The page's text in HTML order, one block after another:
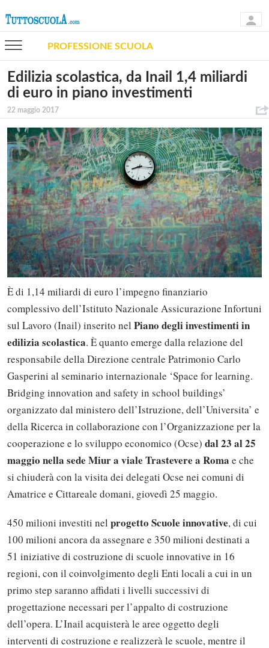
PROFESSIONE SCUOLA
Edilizia scolastica, da Inail 1,4 miliardi
di euro in piano investimenti
22 maggio 2017
È di 1,14 miliardi di euro l’impegno finanziario
complessivo dell’Istituto Nazionale Assicurazione Infortuni
sul Lavoro (Inail) inserito nel Piano degli investimenti in
edilizia scolastica. È quanto emerge dalla relazione del
responsabile della Direzione centrale Patrimonio Carlo
Gasperini al seminario internazionale ‘Space for learning.
Bridging innovation and safety in school buildings’
organizzato dal ministero dell’Istruzione, dell’Universita’ e
della Ricerca in collaborazione con l’Organizzazione per la
cooperazione e lo sviluppo economico (Ocse) dal 23 al 25
maggio nella sede Miur a viale Trastevere a Roma e che
si chiuderà con la visita dei delegati Ocse nei comuni di
Amatrice e Cittareale domani, giovedì 25 maggio.
450 milioni investiti nel progetto Scuole innovative, di cui
100 milioni ancora da assegnare e 350 milioni destinati a
51 iniziative di costruzione di scuole innovative in 16
regioni, con il coinvolgimento degli Enti locali a cui in un
primo step saranno affidati i livelli successivi di
progettazione necessari per l’appalto di costruzione
dell’opera. L’Inail acquisterà le aree oggetto degli
interventi di costruzione e realizzerà le scuole, mentre il